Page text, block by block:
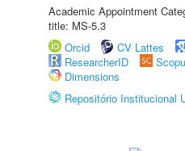
Academic Appointment
title: MS-5.3
Orcid
CV Lattes
ResearcherID
Dimensions
Repositório Institucional